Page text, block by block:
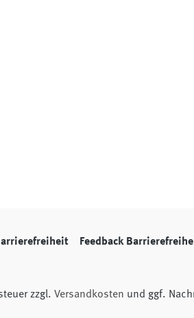
Feedback
zzgl. Versandkosten und ggf.